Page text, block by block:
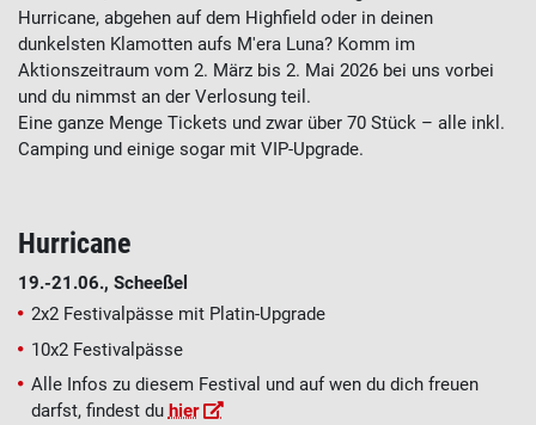
Hurricane, abgehen auf dem Highfield oder in deinen
dunkelsten Klamotten aufs M'era Luna? Komm im
Aktionszeitraum vom 2. März bis 2. Mai 2026 bei uns vorbei
und du nimmst an der Verlosung teil.
Eine ganze Menge Tickets und zwar über 70 Stück – alle inkl.
Camping und einige sogar mit VIP-Upgrade.
Hurricane
19.-21.06., Scheeßel
2x2 Festivalpässe mit Platin-Upgrade
10x2 Festivalpässe
Alle Infos zu diesem Festival und auf wen du dich freuen
darfst, findest du hier